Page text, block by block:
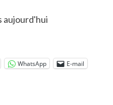
aujourd'hui
WhatsApp E-mail